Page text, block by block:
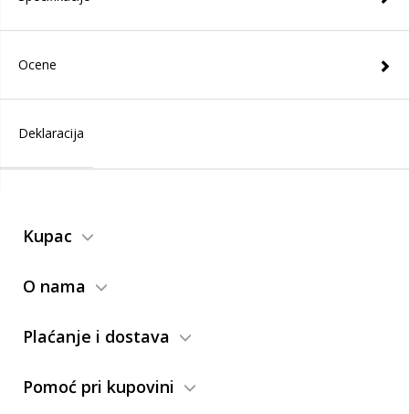
Ocene
Deklaracija
Kupac
O nama
Plaćanje i dostava
Pomoć pri kupovini